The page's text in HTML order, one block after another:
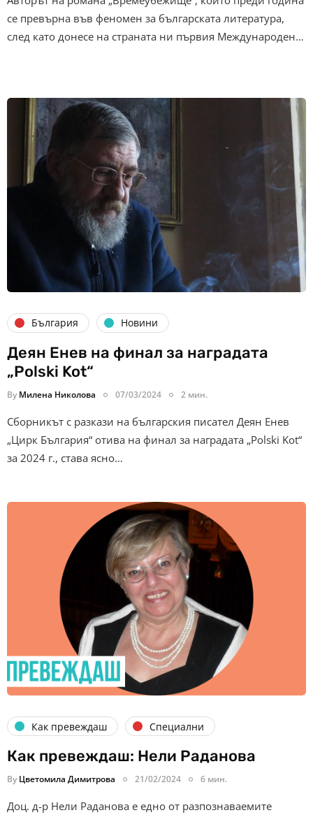
се превърна във феномен за българската литература,
след като донесе на страната ни първия Международен…
България Новини
Деян Енев на финал за наградата
„Polski Kot“
By Милена Николова 07/03/2024 2 мин.
Сборникът с разкази на българския писател Деян Енев
„Цирк България“ отива на финал за наградата „Polski Kot“
за 2024 г., става ясно…
Как превеждаш Специални
Как превеждаш: Нели Раданова
By Цветомила Димитрова 21/02/2024 6 мин.
Доц. д-р Нели Раданова е едно от разпознаваемите